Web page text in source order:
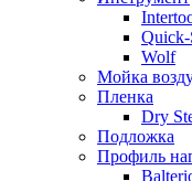
Quick-
Wolf
Мойка
Пленка
Dry
Подложка
Профиль